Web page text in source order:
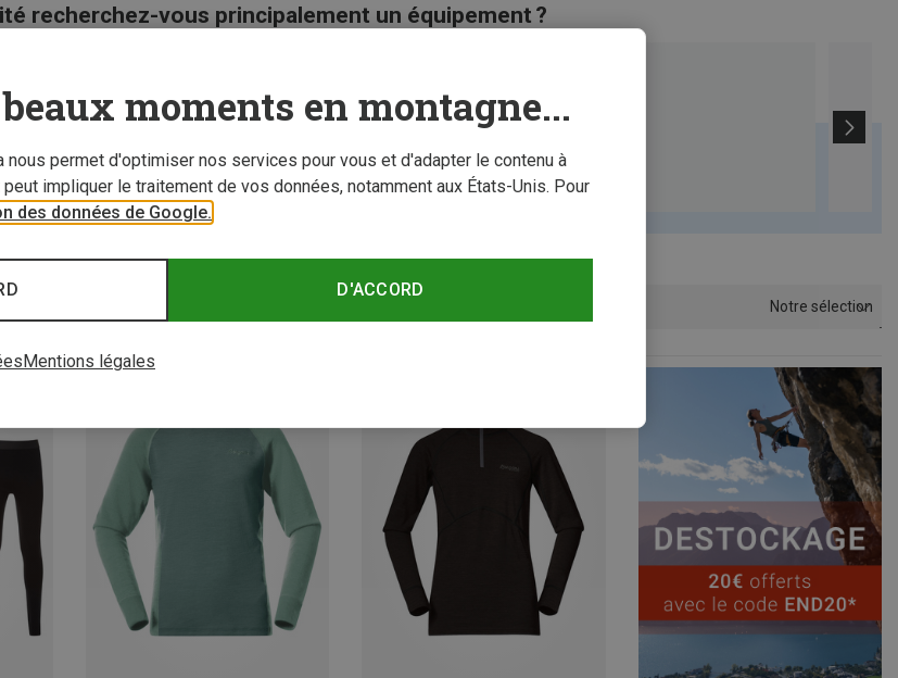
recherchez-vous principalement un équipement ?
Notre sélection
moments en montagne...
nous permet d'optimiser nos services pour vous et d'adapter le contenu à
impliquer le traitement de vos données, notamment aux États-Unis. Pour
des données de Google.
D'ACCORD
Mentions légales